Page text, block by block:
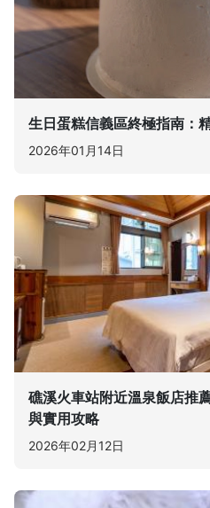
生日蛋糕信義區終極指南：
2026年01月14日
礁溪火車站附近溫泉飯店推
與實用攻略
2026年02月12日